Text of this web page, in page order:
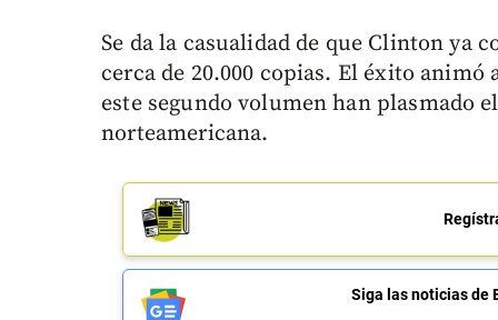
Se da la casualidad de que Clinton ya
cerca de 20.000 copias. El éxito animó
este segundo volumen han plasmado
norteamericana.
Siga las noticias de